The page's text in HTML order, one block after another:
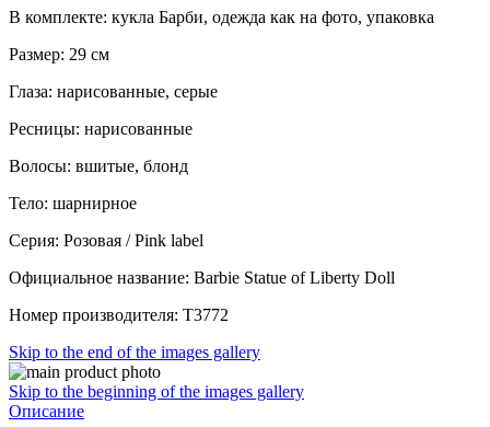
В комплекте: кукла Барби, одежда как на фото, упаковка
Размер: 29 см
Глаза: нарисованные, серые
Ресницы: нарисованные
Волосы: вшитые, блонд
Тело: шарнирное
Серия: Розовая / Pink label
Официальное название: Barbie Statue of Liberty Doll
Номер производителя: T3772
Skip to the end of the images gallery
Skip to the beginning of the images gallery
Описание